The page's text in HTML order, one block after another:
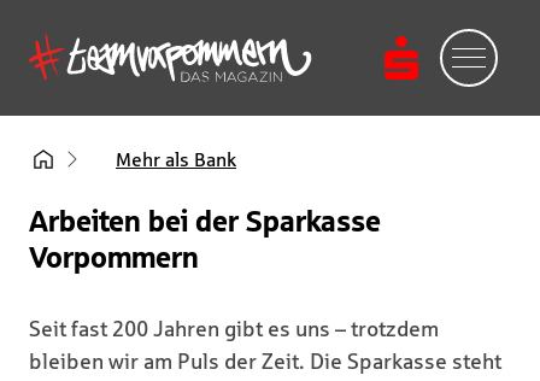
Mehr als Bank
Arbeiten bei der Sparkasse
Vorpommern
Seit fast 200 Jahren gibt es uns – trotzdem
bleiben wir am Puls der Zeit. Die Sparkasse steht